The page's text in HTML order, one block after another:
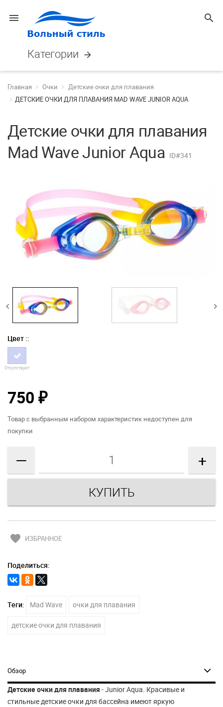
menu search
Категории arrow_forward
Главная Очки
Детские очки для плавания
ДЕТСКИЕ ОЧКИ ДЛЯ ПЛАВАНИЯ MAD WAVE JUNIOR AQUA
Детские очки для плавания
Mad Wave Junior Aqua ID#341
Цвет ::
Отсутствует
750 ₽
Товар с выбранным набором характеристик недоступен для
покупки
— +
favorite ИЗБРАННОЕ
Поделиться:
Теги: Mad Wave очки для плавания
детские очки для плавания
Обзор
Детские очки для плавания - Junior Aqua. Красивые и
стильные детские очки для бассейна имеют яркую